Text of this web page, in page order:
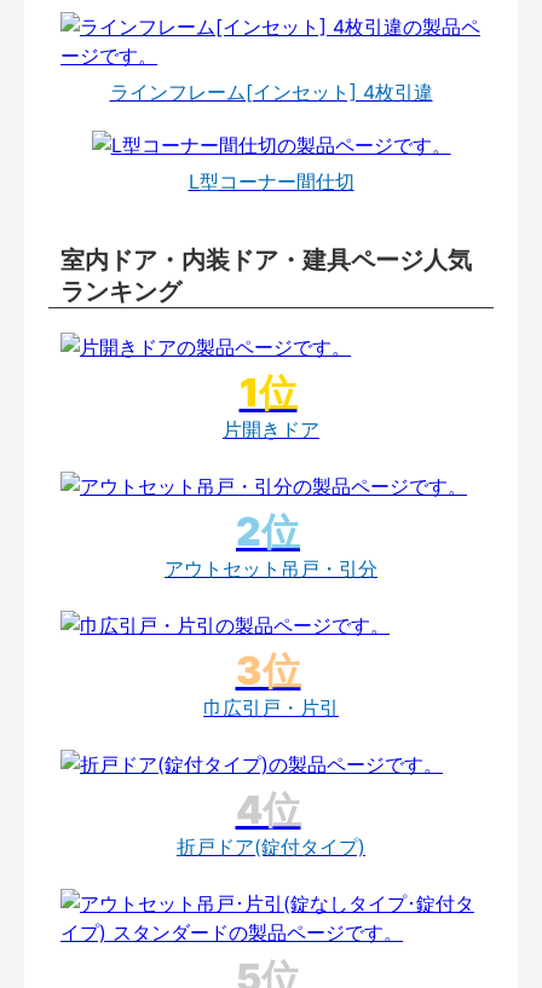
ラインフレーム[インセット] 4枚引違
L型コーナー間仕切
室内ドア・内装ドア・建具ページ人気
ランキング
片開きドア
アウトセット吊戸・引分
巾広引戸・片引
折戸ドア(錠付タイプ)